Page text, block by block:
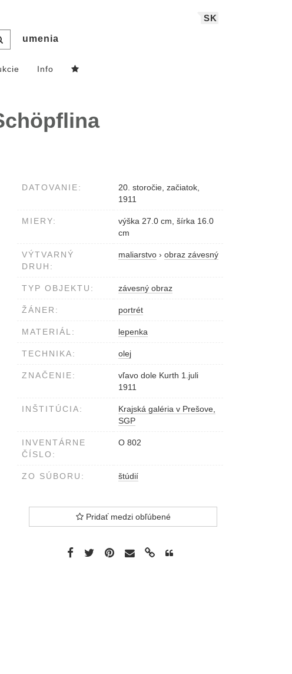
SK
umenia
Info
DATOVANIE:
20. storočie, začiatok,
1911
MIERY:
výška 27.0 cm, šírka 16.0
cm
VÝTVARNÝ
DRUH:
maliarstvo › obraz závesný
TYP OBJEKTU: závesný obraz
ŽÁNER: portrét
MATERIÁL: lepenka
TECHNIKA: olej
ZNAČENIE:
vľavo dole Kurth 1.juli
1911
INŠTITÚCIA:
Krajská galéria v Prešove,
SGP
INVENTÁRNE
ČÍSLO:
O 802
ZO SÚBORU: štúdií
Pridať medzi obľúbené